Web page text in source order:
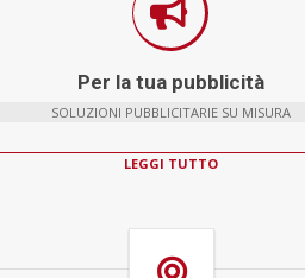
Per la tua pubblicità
SOLUZIONI PUBBLICITARIE SU MISURA
LEGGI TUTTO